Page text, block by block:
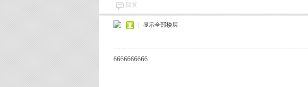
回复
显示全部楼层
6666666666